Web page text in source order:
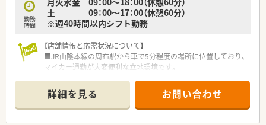
勤務
時間
土 09：00～17：00（休憩60分）
※週40時間以内シフト勤務
【店舗情報と応需状況について】
■JR山陰本線の周布駅から車で5分程度の場所に位置しており、
マイカー通勤が大変便利な立地環境です。
日あたり約30枚応需している落ち着いた店舗です。
■薬剤師は常に1名から2名の体制で業務にあたっており、一人
ひとりの患者様とじっくり丁寧に向き合える環境です。
詳細を見る お問い合わせ